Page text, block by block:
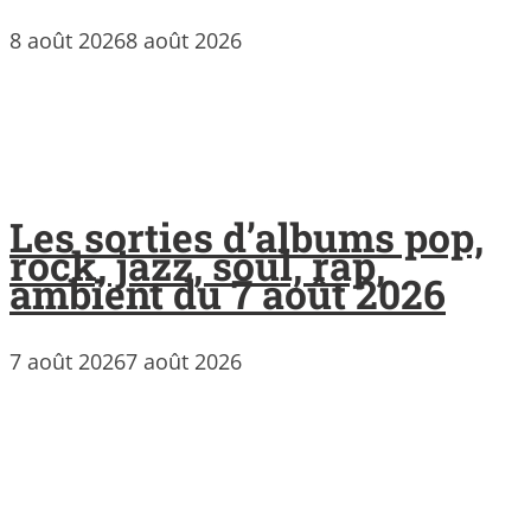
8 août 20268 août 2026
Les sorties d’albums pop,
rock, jazz, soul, rap,
ambient du 7 août 2026
7 août 20267 août 2026